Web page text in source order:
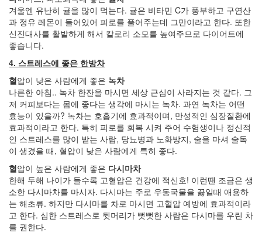
겨울엔 유난히 귤을 많이 먹는다. 귤은 비타민 C가 풍부하고 구연산
과 정유 레몬이 들어있어 피로를 풀어주는데 그만이라고 한다. 또한
신진대사를 활발하게 해서 칼로리 소모를 높여주므로 다이어트에
좋습니다.
4. 스트레스에 좋은 한방차
혈압이 낮은 사람에게 좋은 녹차
나른한 아침.. 녹차 한잔을 마시면 세상 근심이 사라지는 것 같다. 그
저 커피보다는 몸에 좋다는 생각에 마시는 녹차. 과연 녹차는 어떤
효능이 있을까? 녹차는 호흡기에 효과적이며, 만성적인 심장질환에
효과적이라고 한다. 특히 피로를 회복 시켜 주어 수험생이나 정신적
인 스트레스를 많이 받는 사람, 당뇨병과 노화방지, 술을 마셔 술독
이 생겼을 때, 혈압이 낮은 사람에게 특히 좋다.
혈압이 높은 사람에게 좋은 다시마차
한해 두해 나이가 들수록 고혈압은 건강에 적신호! 이런땐 조금은 생
소한 다시마차를 마시자. 다시마는 주로 우동국물을 끓일때 애용하
는 해초류. 하지만 다시마를 차로 마시면 고혈압 예방에 효과적이라
고 한다. 심한 스트레스로 뒷머리가 뻣뻣한 사람은 다시마를 우린 차
를 권한다.
나
랑
똑
같
닮
은
딸
By
LonnieNa
사
랑
조
건
By
LonnieNa